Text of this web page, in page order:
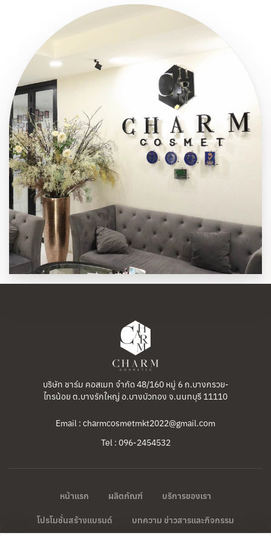
บริษัท ชาร์ม คอสเมท จำกัด 48/160 หมู่ 6 ถ.บางกรวย-
ไทรน้อย ต.บางรักใหญ่ อ.บางบัวทอง จ.นนทบุรี 11110
Email : charmcosmetmkt2022@gmail.com
Tel : 096-2454532
หน้าแรก ผลิตภัณฑ์ บริการของเรา
โปรโมชั่นสร้างแบรนด์ บทความ ข่าวสารและกิจกรรม